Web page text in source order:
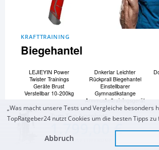
Zum Top Angebot
1.799,00 €
KOSTENLOSE LIEFERUNG
KRAFTTRAINING
Biegehantel
LEJIEYIN Power
Twister Trainings
Geräte Brust
Verstellbar 10-200kg
Dnkerlar Leichter
Rückprall Biegehantel
Einstellbarer
Gymnastikstange
Armmuskeltrainingsgerät
Allwin Hydraulischer
Power Twister-Arm
und 13
mehr...
Zum Vergleich und Ratgeber
„Was macht unsere Tests und Vergleiche besonders
TopRatgeber24 nutzt Cookies um die besten Tipps zu
Abbruch